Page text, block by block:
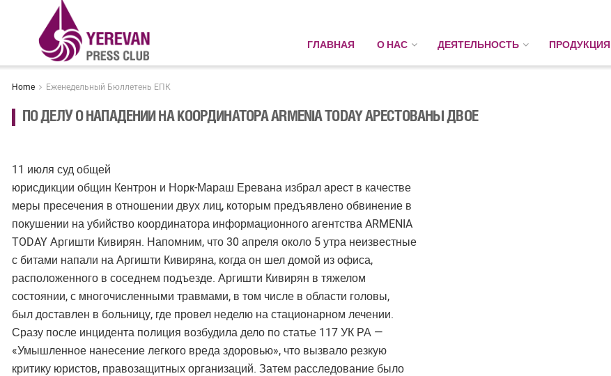
ГЛАВНАЯ О НАС ДЕЯТЕЛЬНОСТЬ ПРОДУКЦИЯ
Home Еженедельный Бюллетень ЕПК
ПО ДЕЛУ О НАПАДЕНИИ НА КООРДИНАТОРА ARMENIA TODAY АРЕСТОВАНЫ ДВОЕ
11 июля суд общей
юрисдикции общин Кентрон и Норк-Мараш Еревана избрал арест в качестве
меры пресечения в отношении двух лиц, которым предъявлено обвинение в
покушении на убийство координатора информационного агентства ARMENIA
TODAY Аргишти Кивирян. Напомним, что 30 апреля около 5 утра неизвестные
с битами напали на Аргишти Кивиряна, когда он шел домой из офиса,
расположенного в соседнем подъезде. Аргишти Кивирян в тяжелом
состоянии, с многочисленными травмами, в том числе в области головы,
был доставлен в больницу, где провел неделю на стационарном лечении.
Сразу после инцидента полиция возбудила дело по статье 117 УК РА —
«Умышленное нанесение легкого вреда здоровью», что вызвало резкую
критику юристов, правозащитных организаций. Затем расследование было